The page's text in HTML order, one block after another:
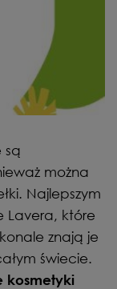
są
można
Najlepszym
Lavera, które
znają je
świecie.
kosmetyki